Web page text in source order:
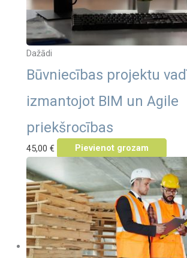
Dažādi
Būvniecības projektu
izmantojot BIM un Agile
priekšrocības
45,00 € Pievienot grozam